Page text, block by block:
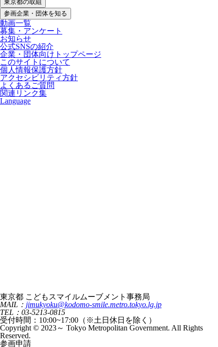
東京都の取組
参画企業・団体を知る
動画一覧
募集・アンケート
お知らせ
公式SNSの紹介
企業・団体向けトップページ
このサイトについて
個人情報保護方針
アクセシビリティ方針
よくあるご質問
関連リンク集
Language
東京都 こどもスマイルムーブメント事務局
MAIL： jimukyoku@kodomo-smile.metro.tokyo.lg.jp
TEL：03-5213-0815
受付時間：10:00~17:00（※土日休日を除く）
Copyright © 2023～ Tokyo Metropolitan Government. All Rights
Reserved.
参画申請